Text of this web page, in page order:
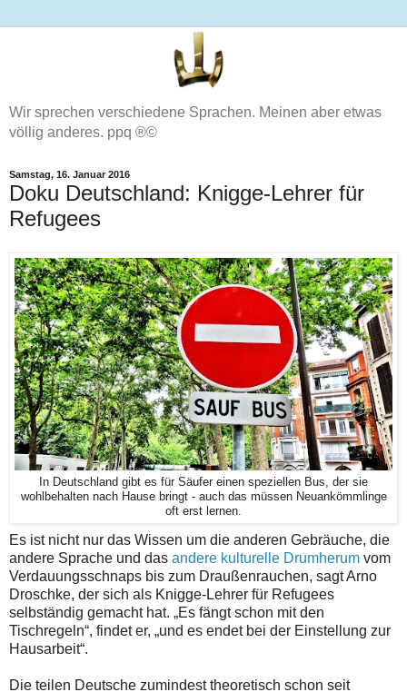
Wir sprechen verschiedene Sprachen. Meinen aber etwas
völlig anderes. ppq ®©
Samstag, 16. Januar 2016
Doku Deutschland: Knigge-Lehrer für
Refugees
In Deutschland gibt es für Säufer einen speziellen Bus, der sie
wohlbehalten nach Hause bringt - auch das müssen Neuankömmlinge
oft erst lernen.
Es ist nicht nur das Wissen um die anderen Gebräuche, die
andere Sprache und das andere kulturelle Drumherum vom
Verdauungsschnaps bis zum Draußenrauchen, sagt Arno
Droschke, der sich als Knigge-Lehrer für Refugees
selbständig gemacht hat. „Es fängt schon mit den
Tischregeln“, findet er, „und es endet bei der Einstellung zur
Hausarbeit“.
Die teilen Deutsche zumindest theoretisch schon seit